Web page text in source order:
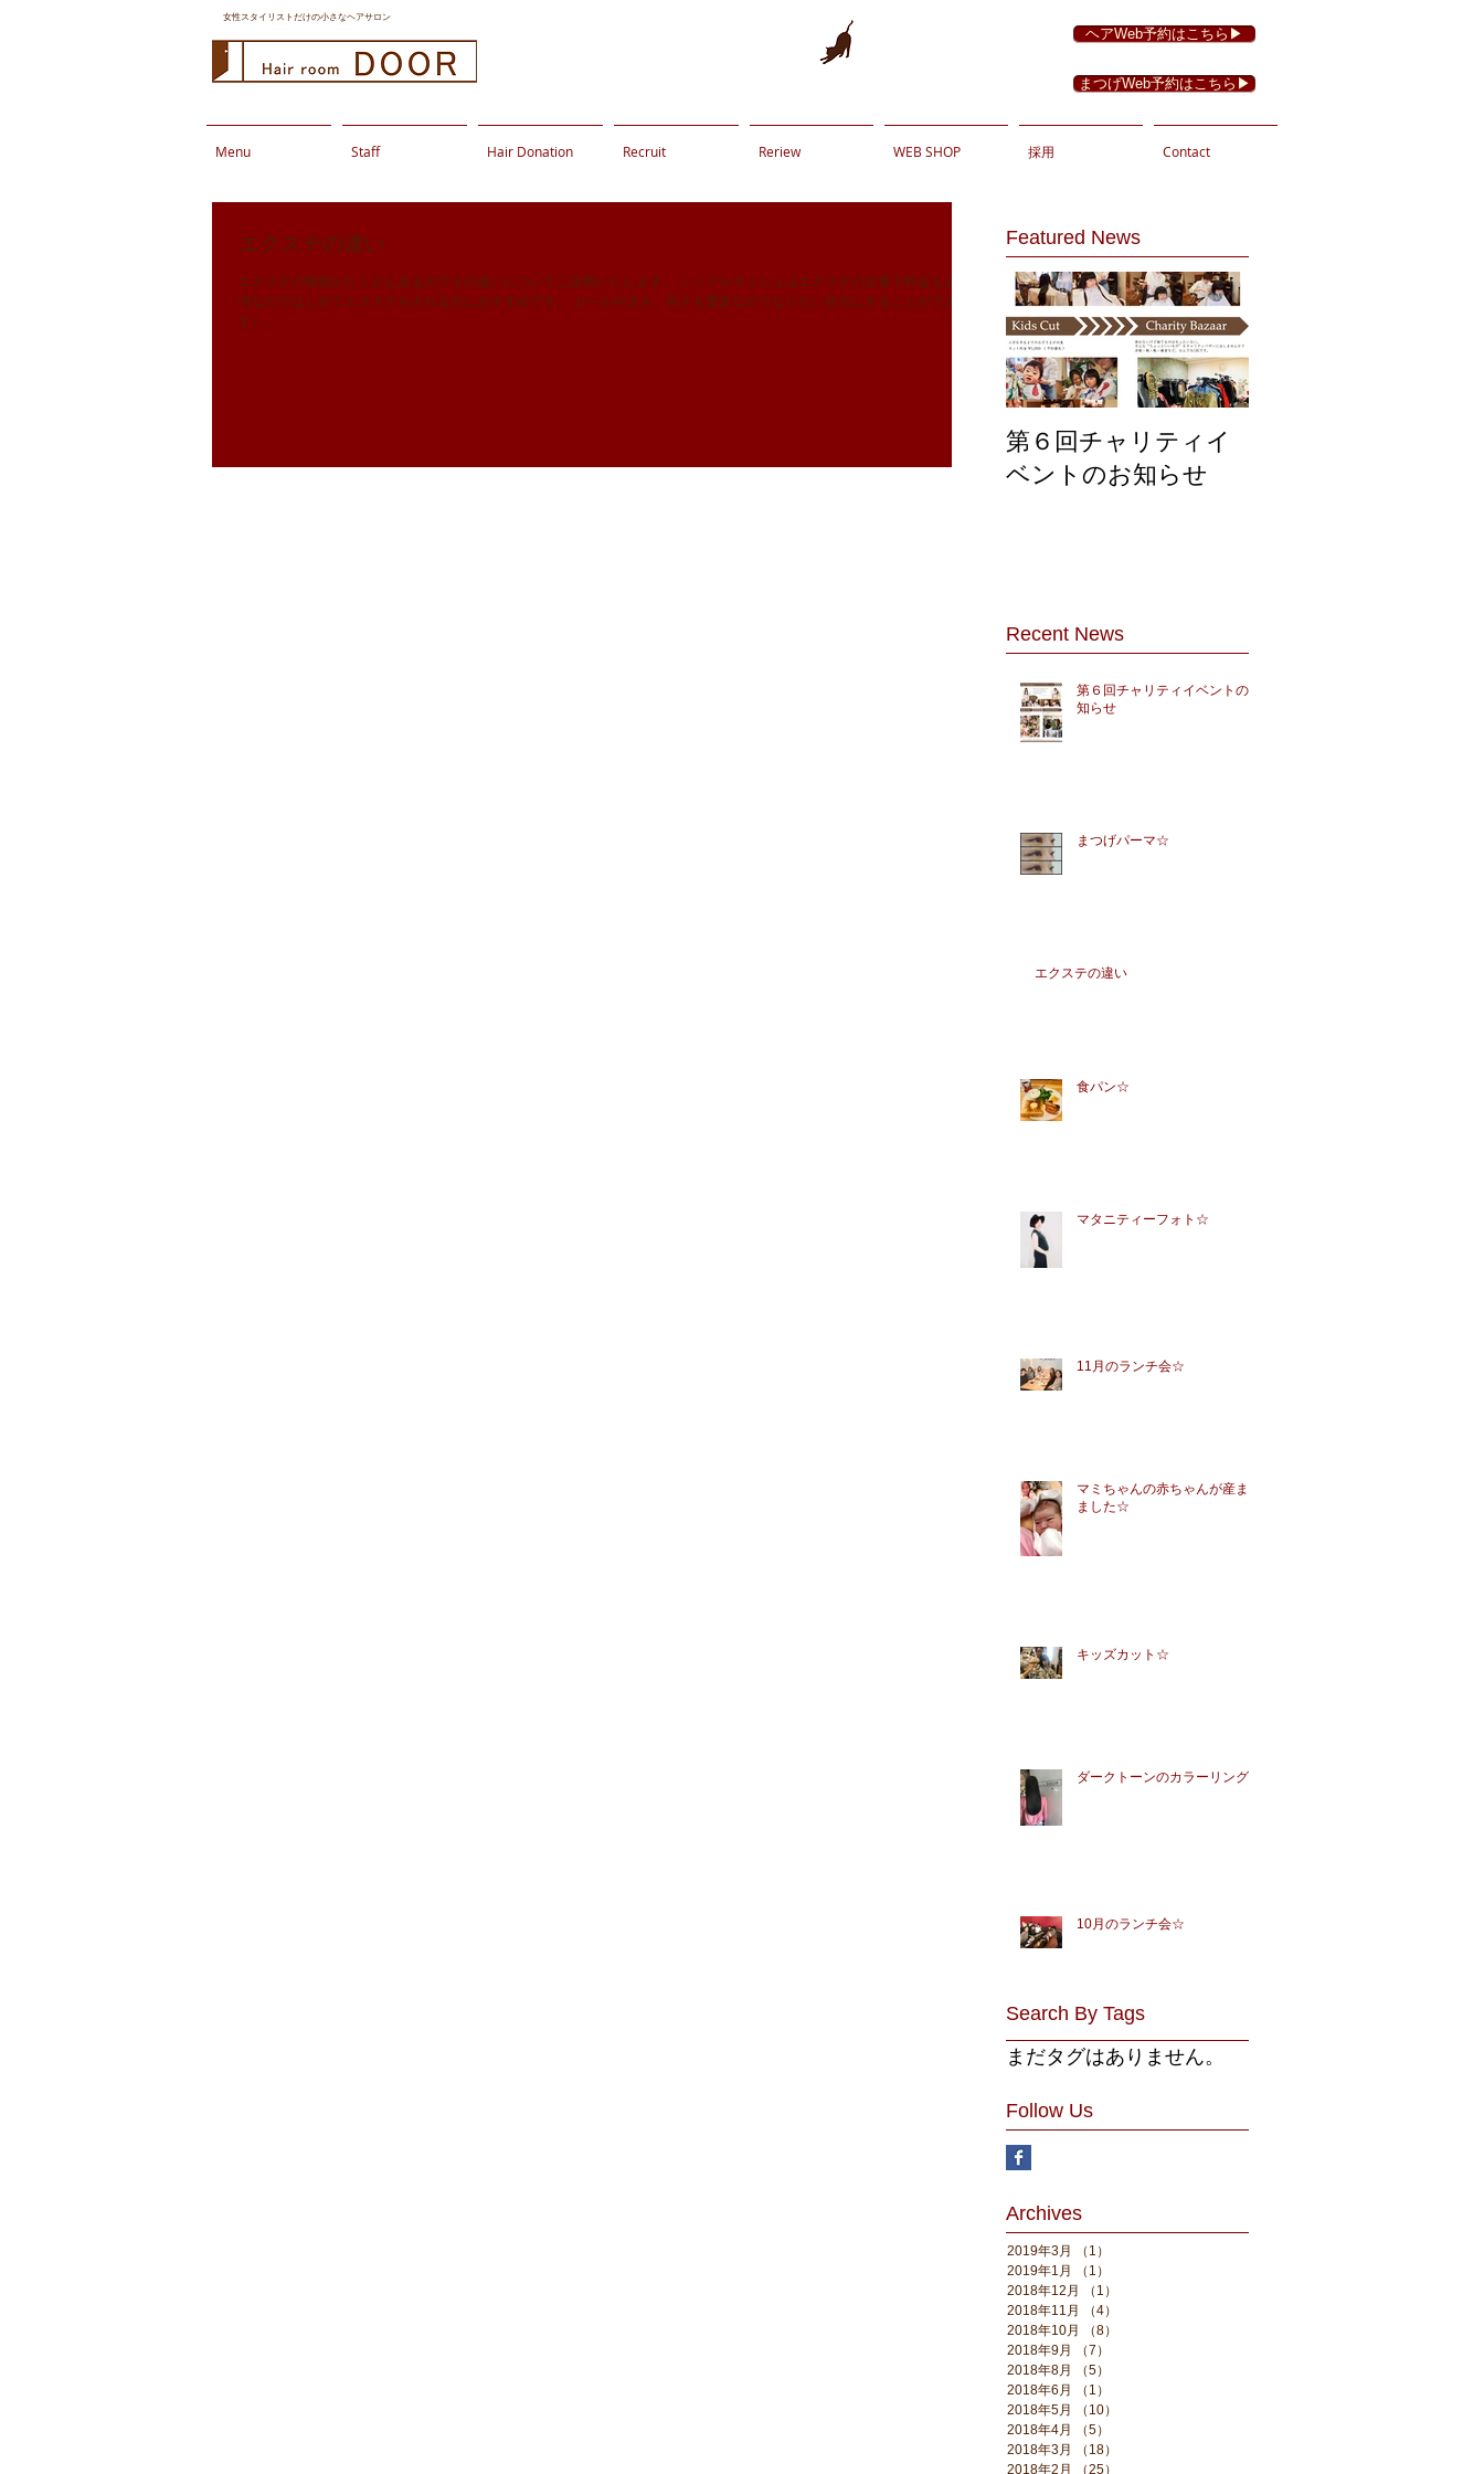
女性スタイリストだけの小さなヘアサロン
ヘアWeb予約はこちら▶︎
まつげWeb予約はこちら▶︎
Menu Staff Hair Donation Recruit Reriew WEB SHOP 採用 Contact
エクステの違い
エクステの種類がたくさんあるのでその違いについてご説明いたします。 シングルラッシュはエクステの定番で料金もお手
頃なのではじめてエクステをされる方におすすめです。 カールや太さ、長さも豊富なのでなりたい目元にすることができま
す♪ ...
Featured News
第６回チャリティイ
ベントのお知らせ
Recent News
第６回チャリティイベントのお
知らせ
まつげパーマ☆
エクステの違い
食パン☆
マタニティーフォト☆
11月のランチ会☆
マミちゃんの赤ちゃんが産まれ
ました☆
キッズカット☆
ダークトーンのカラーリング☆
10月のランチ会☆
Search By Tags
まだタグはありません。
Follow Us
Archives
2019年3月 （1）
2019年1月
（1）
2018年12月
（1）
2018年11月
（4）
2018年10月
（8）
2018年9月
（7）
2018年8月
（5）
2018年6月
（1）
2018年5月
（10）
2018年4月
（5）
2018年3月
（18）
2018年2月
（25）